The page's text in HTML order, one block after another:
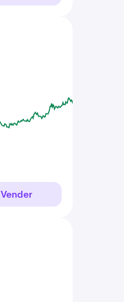
Vender